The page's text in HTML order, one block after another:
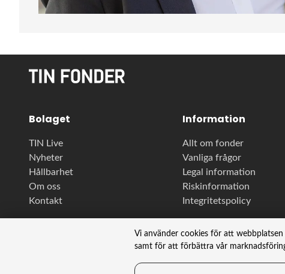
Bolaget
TIN Live
Nyheter
Hållbarhet
Om oss
Kontakt
Information
Allt om fonder
Vanliga frågor
Legal information
Riskinformation
Integritetspolicy
Vi använder cookies för att
samt för att förbättra vår